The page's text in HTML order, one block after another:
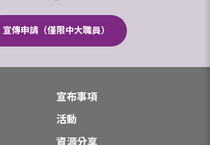
宣傳申請（僅限中大職員）
宣布事項
活動